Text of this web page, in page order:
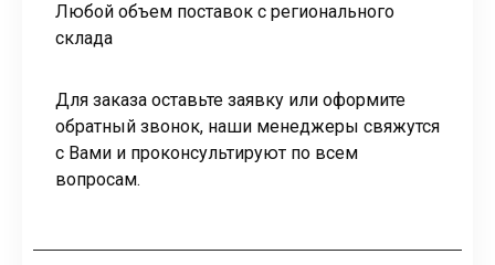
Любой объем поставок с регионального
склада
Для заказа оставьте заявку или оформите
обратный звонок, наши менеджеры свяжутся
с Вами и проконсультируют по всем
вопросам.